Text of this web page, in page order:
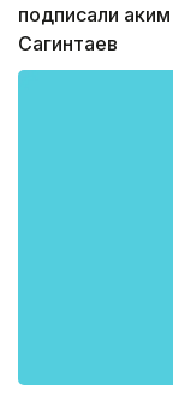
подписали
Сагинтаев